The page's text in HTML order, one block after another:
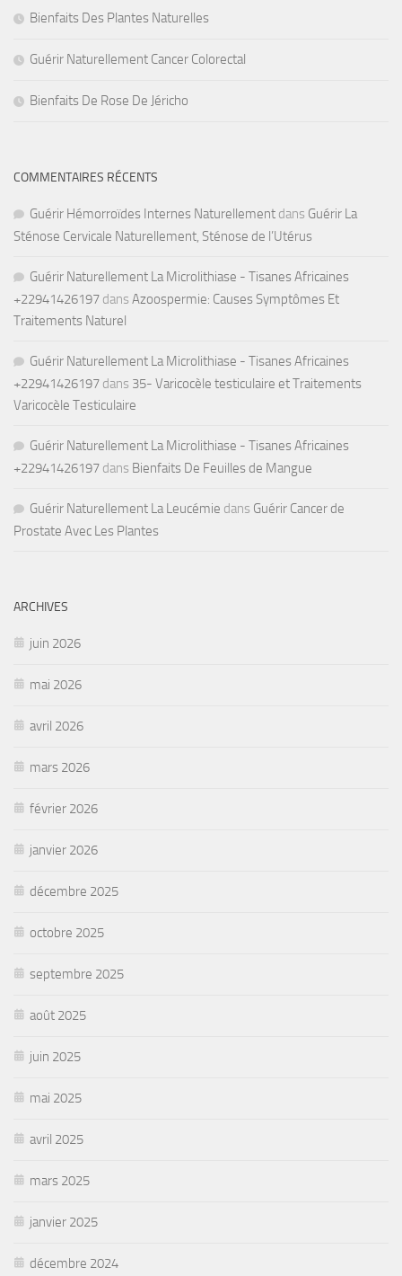
Bienfaits Des Plantes Naturelles
Guérir Naturellement Cancer Colorectal
Bienfaits De Rose De Jéricho
COMMENTAIRES RÉCENTS
Guérir Hémorroïdes Internes Naturellement dans Guérir La
Sténose Cervicale Naturellement, Sténose de l’Utérus
Guérir Naturellement La Microlithiase - Tisanes Africaines
+22941426197 dans Azoospermie: Causes Symptômes Et
Traitements Naturel
Guérir Naturellement La Microlithiase - Tisanes Africaines
+22941426197 dans 35- Varicocèle testiculaire et Traitements
Varicocèle Testiculaire
Guérir Naturellement La Microlithiase - Tisanes Africaines
+22941426197 dans Bienfaits De Feuilles de Mangue
Guérir Naturellement La Leucémie dans Guérir Cancer de
Prostate Avec Les Plantes
ARCHIVES
juin 2026
mai 2026
avril 2026
mars 2026
février 2026
janvier 2026
décembre 2025
octobre 2025
septembre 2025
août 2025
juin 2025
mai 2025
avril 2025
mars 2025
janvier 2025
décembre 2024